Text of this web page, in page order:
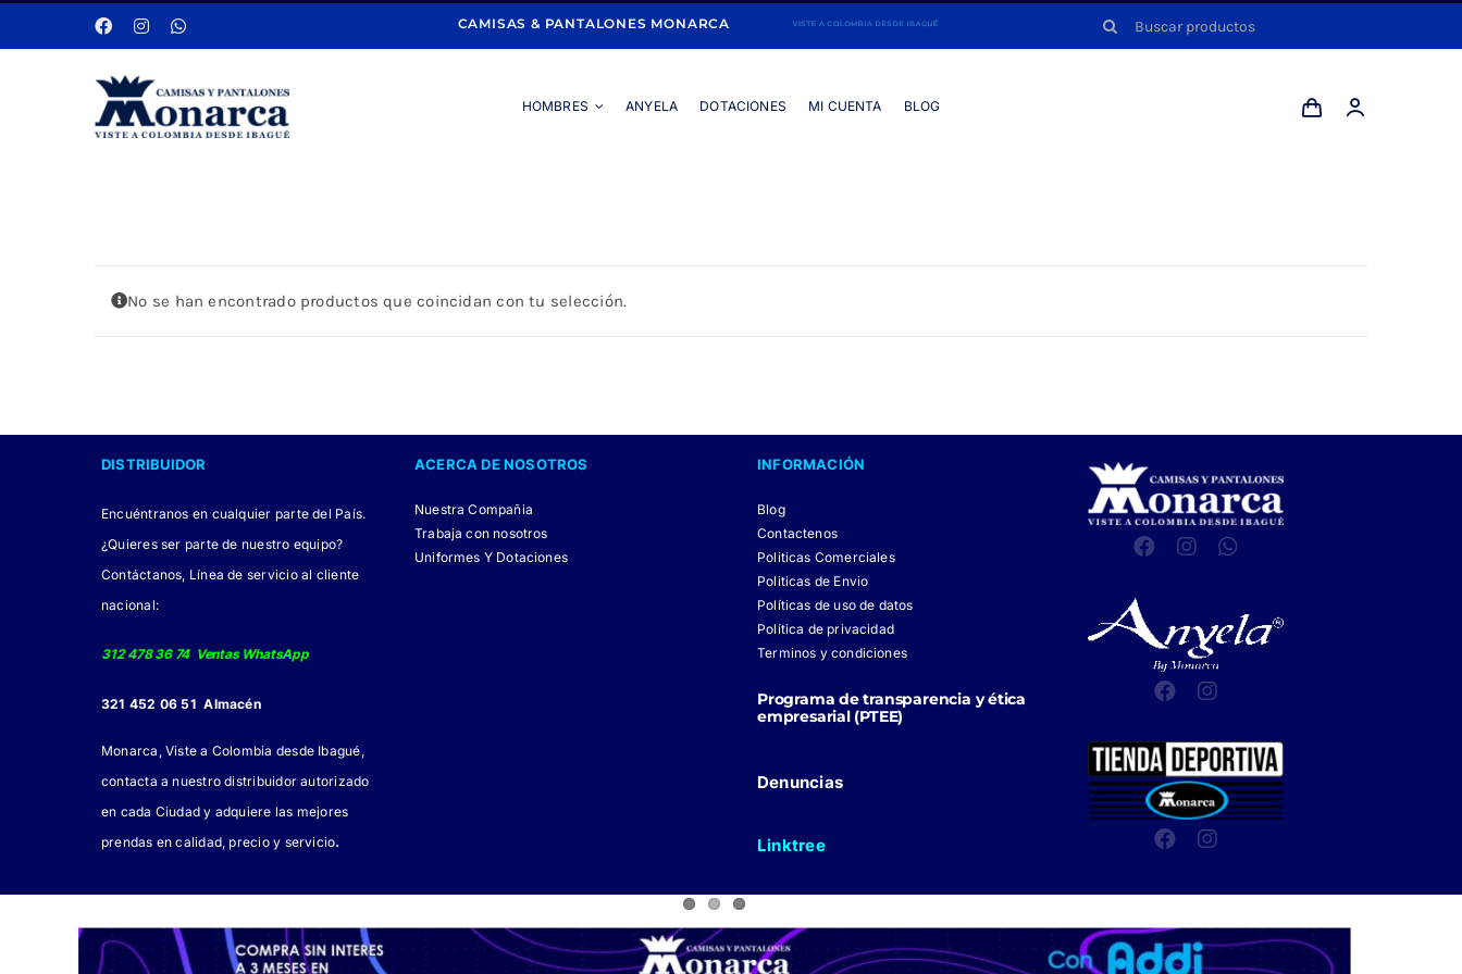
al
CAMISAS & PANTALONES MONARCA Buscar:
HOMBRES ANYELA DOTACIONES MI CUENTA BLOG
No se han encontrado productos que coincidan con tu selección.
DISTRIBUIDOR
Encuéntranos en cualquier parte del País.
¿Quieres ser parte de nuestro equipo?
Contáctanos, Línea de servicio al cliente
nacional:
312 478 36 74 Ventas WhatsApp
321 452 06 51 Almacén
Monarca, Viste a Colombia desde Ibagué,
contacta a nuestro distribuidor autorizado
en cada Ciudad y adquiere las mejores
prendas en calidad, precio y servicio.
ACERCA DE NOSOTROS
Nuestra Compañia
Trabaja con nosotros
Uniformes Y Dotaciones
INFORMACIÓN
Blog
Contactenos
Politicas Comerciales
Politicas de Envio
Políticas de uso de datos
Política de privacidad
Terminos y condiciones
Programa de transparencia y ética
empresarial (PTEE)
Denuncias
Linktree